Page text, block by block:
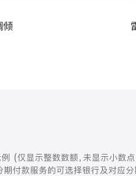
倾
(仅显示整数数额，未显示小数
期付款服务的可选择银行及对